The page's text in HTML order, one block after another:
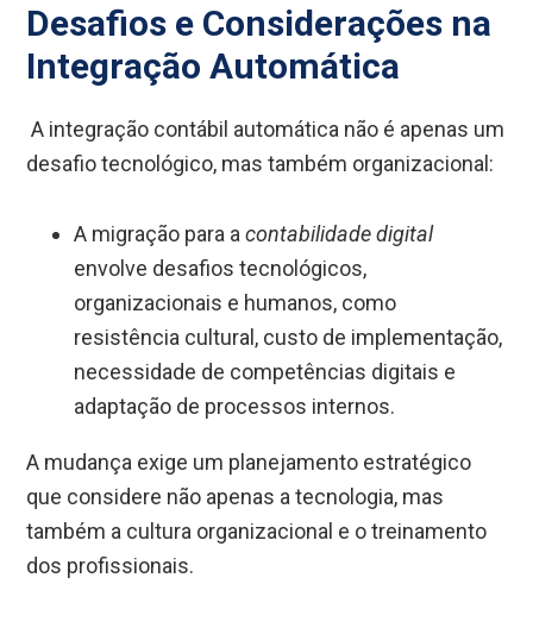
Desafios e Considerações na
Integração Automática
A integração contábil automática não é apenas um
desafio tecnológico, mas também organizacional:
A migração para acontabilidade digital
envolve desafios tecnológicos,
organizacionais e humanos, como
resistência cultural, custo de implementação,
necessidade de competências digitais e
adaptação de processos internos.
A mudança exige um planejamento estratégico
que considere não apenas a tecnologia, mas
também a cultura organizacional e o treinamento
dos profissionais.